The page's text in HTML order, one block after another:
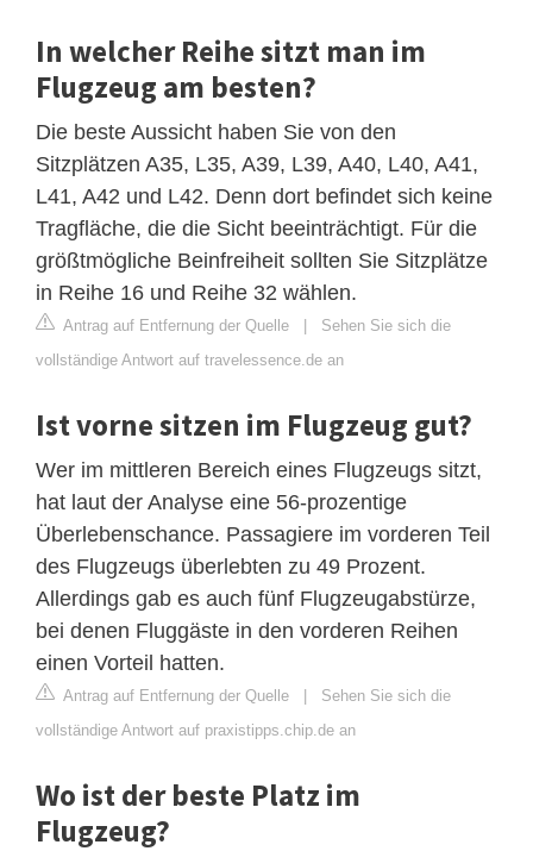
In welcher Reihe sitzt man im
Flugzeug am besten?
Die beste Aussicht haben Sie von den
Sitzplätzen A35, L35, A39, L39, A40, L40, A41,
L41, A42 und L42. Denn dort befindet sich keine
Tragfläche, die die Sicht beeinträchtigt. Für die
größtmögliche Beinfreiheit sollten Sie Sitzplätze
in Reihe 16 und Reihe 32 wählen.
Antrag auf Entfernung der Quelle | Sehen Sie sich die
vollständige Antwort auf travelessence.de an
Ist vorne sitzen im Flugzeug gut?
Wer im mittleren Bereich eines Flugzeugs sitzt,
hat laut der Analyse eine 56-prozentige
Überlebenschance. Passagiere im vorderen Teil
des Flugzeugs überlebten zu 49 Prozent.
Allerdings gab es auch fünf Flugzeugabstürze,
bei denen Fluggäste in den vorderen Reihen
einen Vorteil hatten.
Antrag auf Entfernung der Quelle | Sehen Sie sich die
vollständige Antwort auf praxistipps.chip.de an
Wo ist der beste Platz im
Flugzeug?